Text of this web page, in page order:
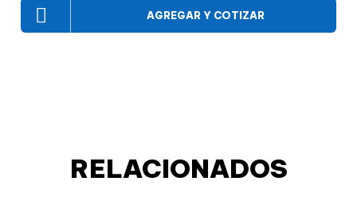
AGREGAR Y COTIZAR
RELACIONADOS